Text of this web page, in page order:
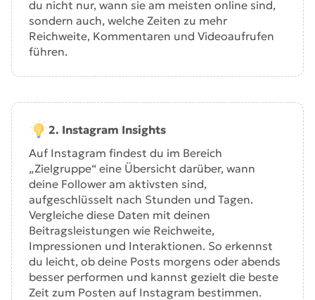
du nicht nur, wann sie am meisten online sind,
sondern auch, welche Zeiten zu mehr
Reichweite, Kommentaren und Videoaufrufen
führen.
2. Instagram Insights
Auf Instagram findest du im Bereich
„Zielgruppe“ eine Übersicht darüber, wann
deine Follower am aktivsten sind,
aufgeschlüsselt nach Stunden und Tagen.
Vergleiche diese Daten mit deinen
Beitragsleistungen wie Reichweite,
Impressionen und Interaktionen. So erkennst
du leicht, ob deine Posts morgens oder abends
besser performen und kannst gezielt die beste
Zeit zum Posten auf Instagram bestimmen.